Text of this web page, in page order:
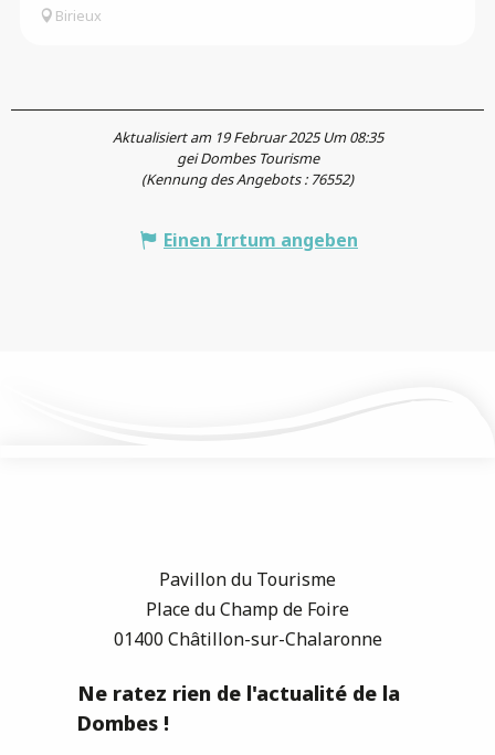
Birieux
Aktualisiert am 19 Februar 2025 Um 08:35
gei Dombes Tourisme
(Kennung des Angebots : 76552)
Einen Irrtum angeben
Pavillon du Tourisme
Place du Champ de Foire
01400 Châtillon-sur-Chalaronne
Ne ratez rien de l'actualité de la
Dombes !